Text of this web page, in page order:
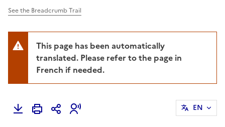
See the Breadcrumb Trail
This page has been automatically
translated. Please refer to the page in
French if needed.
EN